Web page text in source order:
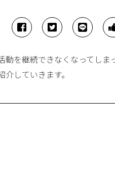
動を継続できなくなってしま
していきます。